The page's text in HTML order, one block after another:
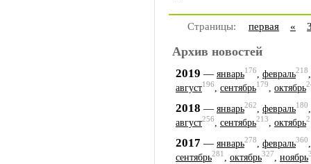
Страницы: первая «
Архив новостей
2019 — январь176 февраль218
август196, сентябрь179, октябрь
2018 — январь262 февраль180
август256, сентябрь213, октябрь
2017 — январь278 февраль360
сентябрь281, октябрь327, ноябрь